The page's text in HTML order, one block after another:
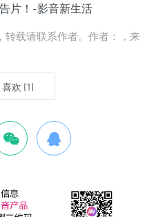
转载请联系作者。作者：，来
喜欢 (1)